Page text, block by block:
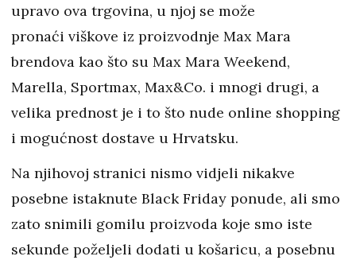
upravo ova trgovina, u njoj se može
pronaći viškove iz proizvodnje Max Mara
brendova kao što su Max Mara Weekend,
Marella, Sportmax, Max&Co. i mnogi drugi, a
velika prednost je i to što nude online shopping
i mogućnost dostave u Hrvatsku.
Na njihovoj stranici nismo vidjeli nikakve
posebne istaknute Black Friday ponude, ali smo
zato snimili gomilu proizvoda koje smo iste
sekunde poželjeli dodati u košaricu, a posebnu